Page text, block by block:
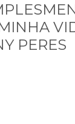
PERES